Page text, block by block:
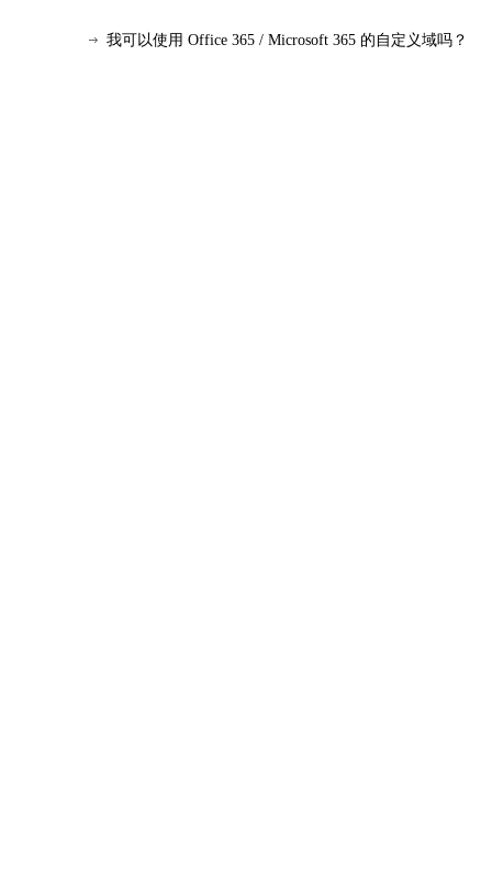
我可以使用 Office 365 / Microsoft 365 的自定义域吗？